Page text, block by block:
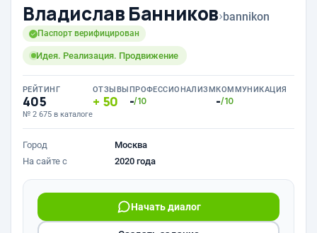
Владислав Банников›bannikon
Паспорт верифицирован
Идея. Реализация. Продвижение
РЕЙТИНГ
405
№ 2 675 в каталоге
ОТЗЫВЫ
50
ПРОФЕССИОНАЛИЗМ
-/10
КОММУНИКАЦИЯ
-/10
Город
Москва
На сайте с
2020 года
Начать диалог